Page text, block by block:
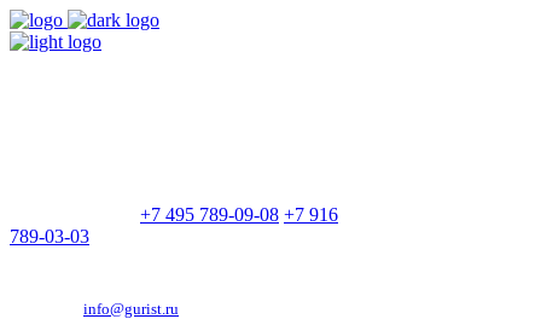
+7 495 789-09-08 +7 916
789-03-03
info@gurist.ru